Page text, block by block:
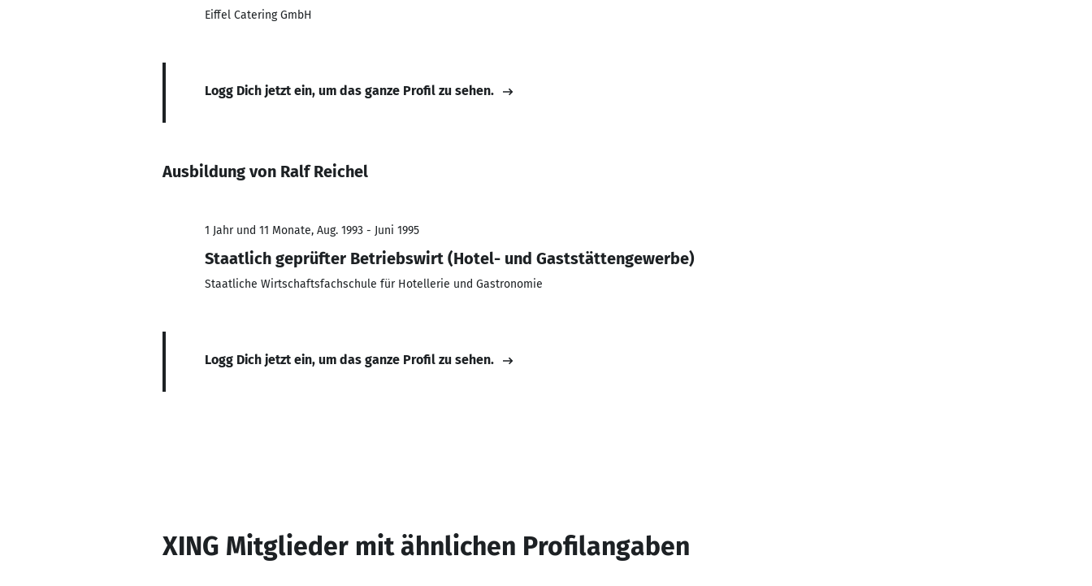
Eiffel Catering GmbH
Logg Dich jetzt ein, um das ganze Profil zu sehen.
Ausbildung von Ralf Reichel
1 Jahr und 11 Monate, Aug. 1993 - Juni 1995
Staatlich geprüfter Betriebswirt (Hotel- und Gaststättengewerbe)
Staatliche Wirtschaftsfachschule für Hotellerie und Gastronomie
Logg Dich jetzt ein, um das ganze Profil zu sehen.
XING Mitglieder mit ähnlichen Profilangaben